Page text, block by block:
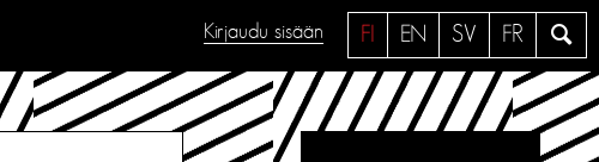
a
e
FI EN SV FR
Kirjaudu sisään